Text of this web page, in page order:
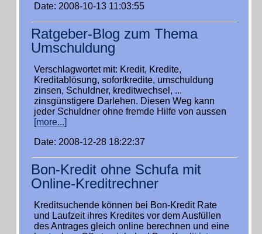
Date: 2008-10-13 11:03:55
Ratgeber-Blog zum Thema
Umschuldung
Verschlagwortet mit: Kredit, Kredite,
Kreditablösung, sofortkredite, umschuldung
zinsen, Schuldner, kreditwechsel, ...
zinsgünstigere Darlehen. Diesen Weg kann
jeder Schuldner ohne fremde Hilfe von aussen
[more...]
Date: 2008-12-28 18:22:37
Bon-Kredit ohne Schufa mit
Online-Kreditrechner
Kreditsuchende können bei Bon-Kredit Rate
und Laufzeit ihres Kredites vor dem Ausfüllen
des Antrages gleich online berechnen und eine